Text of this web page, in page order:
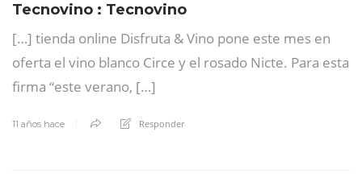
Tecnovino : Tecnovino
[…] tienda online Disfruta & Vino pone este mes en
oferta el vino blanco Circe y el rosado Nicte. Para esta
firma “este verano, […]
11 años hace Responder